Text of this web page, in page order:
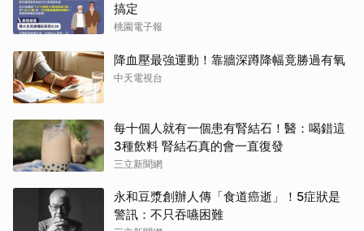
搞定
桃園電子報
降血壓最強運動！靠牆深蹲降幅竟勝過有氧
中天電視台
每十個人就有一個患有腎結石！醫：喝錯這
3種飲料 腎結石真的會一直復發
三立新聞網
永和豆漿創辦人傳「食道癌逝」！5症狀是
警訊：不只吞嚥困難